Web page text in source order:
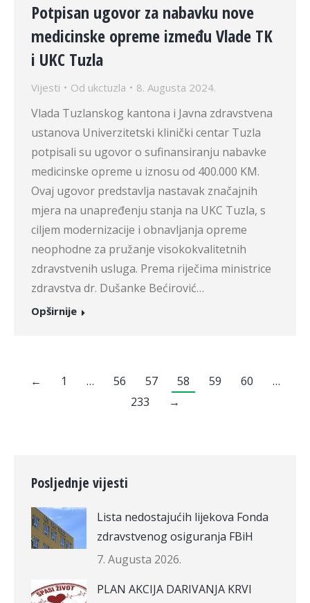
Potpisan ugovor za nabavku nove
medicinske opreme između Vlade TK
i UKC Tuzla
Vijesti Od ukctuzla 8. Augusta 2024.
Vlada Tuzlanskog kantona i Javna zdravstvena
ustanova Univerzitetski klinički centar Tuzla
potpisali su ugovor o sufinansiranju nabavke
medicinske opreme u iznosu od 400.000 KM.
Ovaj ugovor predstavlja nastavak značajnih
mjera na unapređenju stanja na UKC Tuzla, s
ciljem modernizacije i obnavljanja opreme
neophodne za pružanje visokokvalitetnih
zdravstvenih usluga. Prema riječima ministrice
zdravstva dr. Dušanke Bećirović…
Opširnije
← 1 … 56 57 58 59 60
…
233
→
Posljednje vijesti
Lista nedostajućih lijekova Fonda
zdravstvenog osiguranja FBiH
7. Augusta 2026.
PLAN AKCIJA DARIVANJA KRVI